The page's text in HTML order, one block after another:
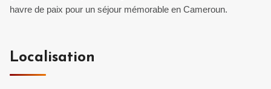
havre de paix pour un séjour mémorable en Cameroun.
Localisation